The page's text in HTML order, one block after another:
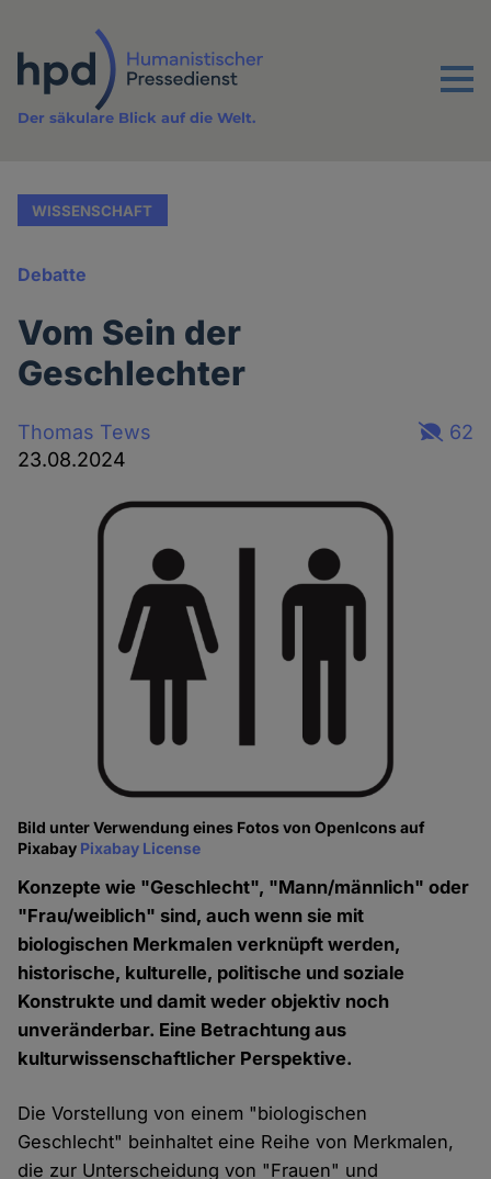
Inhalt
Menu
Der säkulare Blick auf die Welt.
WISSENSCHAFT
Debatte
Vom Sein der
Geschlechter
Thomas Tews
23.08.2024
62
Bild unter Verwendung eines Fotos von OpenIcons auf
Pixabay Pixabay License
Konzepte wie "Geschlecht", "Mann/männlich" oder
"Frau/weiblich" sind, auch wenn sie mit
biologischen Merkmalen verknüpft werden,
historische, kulturelle, politische und soziale
Konstrukte und damit weder objektiv noch
unveränderbar. Eine Betrachtung aus
kulturwissenschaftlicher Perspektive.
Die Vorstellung von einem "biologischen
Geschlecht" beinhaltet eine Reihe von Merkmalen,
die zur Unterscheidung von "Frauen" und